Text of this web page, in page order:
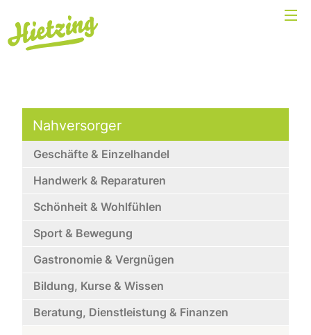
Nahversorger
Geschäfte & Einzelhandel
Handwerk & Reparaturen
Schönheit & Wohlfühlen
Sport & Bewegung
Gastronomie & Vergnügen
Bildung, Kurse & Wissen
Beratung, Dienstleistung & Finanzen